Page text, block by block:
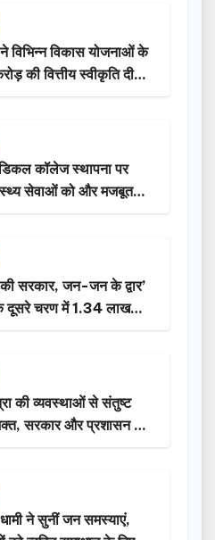
विभिन्न विकास योजनाओं के
की वित्तीय स्वीकृति दी…
कॉलेज स्थापना पर
सेवाओं को और मजबूत
मुख्यमंत्री धामी…
सरकार, जन-जन के द्वार’
दूसरे चरण में 1.34 लाख
की व्यवस्थाओं से संतुष्ट
सरकार और प्रशासन की
ने सुनीं जन समस्याएं,